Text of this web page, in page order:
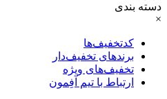
دسته بندی
×
کدتخفیف‌ها
برندهای تخفیف‌دار
تخفیف‌های ویژه
ارتباط با تیم آفِمون